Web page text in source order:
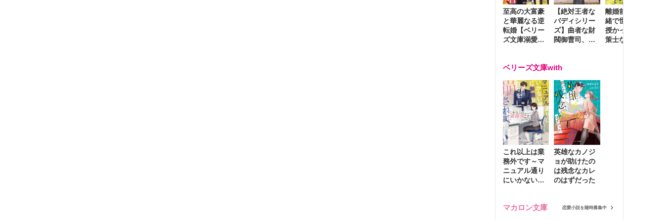
至高の大富豪
と華麗なる逆
転婚【ベリー
ズ文庫溺愛ア
【絶対王者な
バディシリー
ズ】曲者な財
閥御曹司、笑
激烈愛で貫く
離婚前夜に内
緒で世継ぎを
授かったら～
策士な御曹司
ベリーズ文庫with
これ以上は業
務外です～マ
ニュアル通り
にいかない彼
英雄なカノジ
ョが助けたの
は残念なカレ
のはずだった
マカロン文庫 恋愛小説を随時募集中